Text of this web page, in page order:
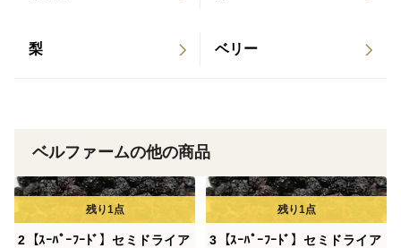
そのまま使用した砂糖不使用・無添加・無着色の乾燥し
しました。（アロニアの粒の大小の大きさの違いにより
若干乾燥具合が異なる粒もございます。）
アロニアの実は、アントシアニン、カロテノイドなど
梨 ベリー
ベルファームの他の商品
2【ｽｰﾊﾟｰﾌｰﾄﾞ】セミドライア
3【ｽｰﾊﾟｰﾌｰﾄﾞ】セミドライア